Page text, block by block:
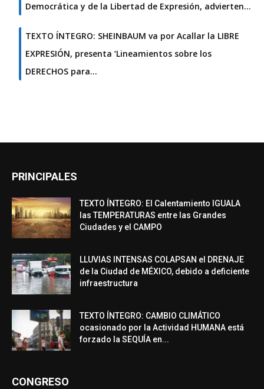
Democrática y de la Libertad de Expresión, advierten…
TEXTO ÍNTEGRO: SHEINBAUM va por Acallar la LIBRE
EXPRESIÓN, presenta ‘Lineamientos sobre los
DERECHOS para…
PRINCIPALES
TEXTO ÍNTEGRO: El Calentamiento IGUALA
las TEMPERATURAS entre las Grandes
Ciudades y el CAMPO
LLUVIAS INTENSAS COLAPSAN el DRENAJE
de la Ciudad de MÉXICO, debido a deficiente
infraestructura
TEXTO ÍNTEGRO: CAMBIO CLIMÁTICO
ocasionado por la Actividad HUMANA está
forzado la SEQUÍA en...
CONGRESO